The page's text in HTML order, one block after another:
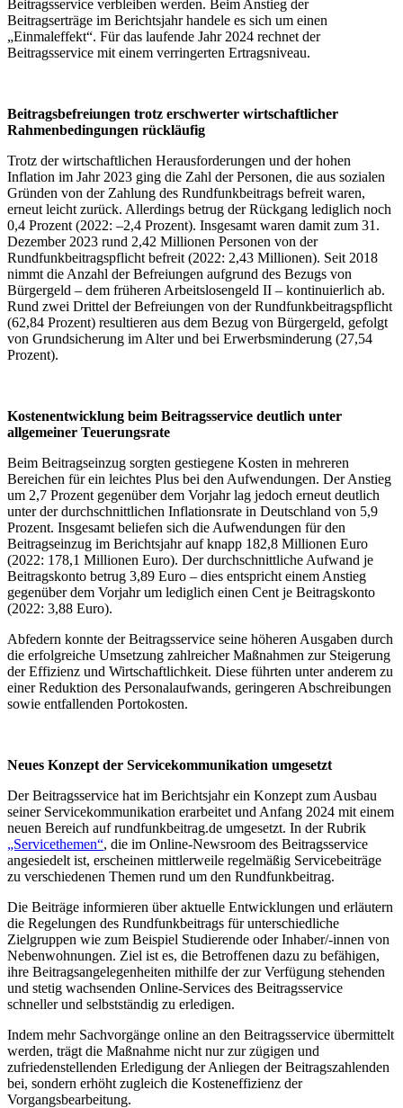
Beitragsservice verbleiben werden. Beim Anstieg der
Beitragserträge im Berichtsjahr handele es sich um einen
„Einmaleffekt“. Für das laufende Jahr 2024 rechnet der
Beitragsservice mit einem verringerten Ertragsniveau.
Beitragsbefreiungen trotz erschwerter wirtschaftlicher
Rahmenbedingungen rückläufig
Trotz der wirtschaftlichen Herausforderungen und der hohen
Inflation im Jahr 2023 ging die Zahl der Personen, die aus sozialen
Gründen von der Zahlung des Rundfunkbeitrags befreit waren,
erneut leicht zurück. Allerdings betrug der Rückgang lediglich noch
0,4 Prozent (2022: –2,4 Prozent). Insgesamt waren damit zum 31.
Dezember 2023 rund 2,42 Millionen Personen von der
Rundfunkbeitragspflicht befreit (2022: 2,43 Millionen). Seit 2018
nimmt die Anzahl der Befreiungen aufgrund des Bezugs von
Bürgergeld – dem früheren Arbeitslosengeld II – kontinuierlich ab.
Rund zwei Drittel der Befreiungen von der Rundfunkbeitragspflicht
(62,84 Prozent) resultieren aus dem Bezug von Bürgergeld, gefolgt
von Grundsicherung im Alter und bei Erwerbsminderung (27,54
Prozent).
Kostenentwicklung beim Beitragsservice deutlich unter
allgemeiner Teuerungsrate
Beim Beitragseinzug sorgten gestiegene Kosten in mehreren
Bereichen für ein leichtes Plus bei den Aufwendungen. Der Anstieg
um 2,7 Prozent gegenüber dem Vorjahr lag jedoch erneut deutlich
unter der durchschnittlichen Inflationsrate in Deutschland von 5,9
Prozent. Insgesamt beliefen sich die Aufwendungen für den
Beitragseinzug im Berichtsjahr auf knapp 182,8 Millionen Euro
(2022: 178,1 Millionen Euro). Der durchschnittliche Aufwand je
Beitragskonto betrug 3,89 Euro – dies entspricht einem Anstieg
gegenüber dem Vorjahr um lediglich einen Cent je Beitragskonto
(2022: 3,88 Euro).
Abfedern konnte der Beitragsservice seine höheren Ausgaben durch
die erfolgreiche Umsetzung zahlreicher Maßnahmen zur Steigerung
der Effizienz und Wirtschaftlichkeit. Diese führten unter anderem zu
einer Reduktion des Personalaufwands, geringeren Abschreibungen
sowie entfallenden Portokosten.
Neues Konzept der Servicekommunikation umgesetzt
Der Beitragsservice hat im Berichtsjahr ein Konzept zum Ausbau
seiner Servicekommunikation erarbeitet und Anfang 2024 mit einem
neuen Bereich auf rundfunkbeitrag.de umgesetzt. In der Rubrik
„Servicethemen“, die im Online-Newsroom des Beitragsservice
angesiedelt ist, erscheinen mittlerweile regelmäßig Servicebeiträge
zu verschiedenen Themen rund um den Rundfunkbeitrag.
Die Beiträge informieren über aktuelle Entwicklungen und erläutern
die Regelungen des Rundfunkbeitrags für unterschiedliche
Zielgruppen wie zum Beispiel Studierende oder Inhaber/-innen von
Nebenwohnungen. Ziel ist es, die Betroffenen dazu zu befähigen,
ihre Beitragsangelegenheiten mithilfe der zur Verfügung stehenden
und stetig wachsenden Online-Services des Beitragsservice
schneller und selbstständig zu erledigen.
Indem mehr Sachvorgänge online an den Beitragsservice übermittelt
werden, trägt die Maßnahme nicht nur zur zügigen und
zufriedenstellenden Erledigung der Anliegen der Beitragszahlenden
bei, sondern erhöht zugleich die Kosteneffizienz der
Vorgangsbearbeitung.